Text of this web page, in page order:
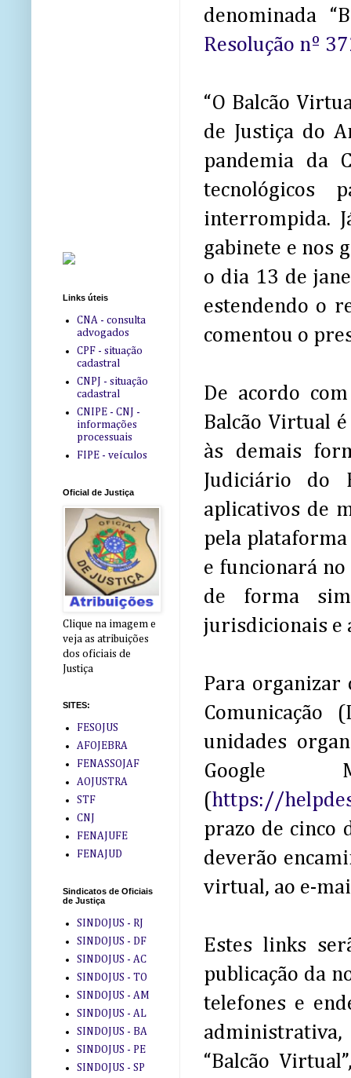
denominada
Resolução nº
“O Balcão
de Justiça do
pandemia da
tecnológicos
interrompida.
gabinete e nos
o dia 13 de
estendendo o
comentou o
De acordo
Balcão Virtual
às demais
Judiciário do
aplicativos de
pela
e funcionará
de forma
jurisdicionais e
Para organizar
Comunicação
unidades
Google
(https://
prazo de cinco
deverão
virtual, ao e-
Estes links
publicação da
telefones e
“Balcão
Links úteis
CNA - consulta
advogados
CPF - situação
cadastral
CNPJ - situação
cadastral
CNIPE - CNJ -
informações
processuais
FIPE - veículos
Oficial de Justiça
Clique na imagem e
veja as atribuições
dos oficiais de
Justiça
SITES:
FESOJUS
AFOJEBRA
FENASSOJAF
AOJUSTRA
STF
CNJ
FENAJUFE
FENAJUD
Sindicatos de Oficiais
de Justiça
SINDOJUS - RJ
SINDOJUS - DF
SINDOJUS - AC
SINDOJUS - TO
SINDOJUS - AM
SINDOJUS - AL
SINDOJUS - BA
SINDOJUS - PE
SINDOJUS - SP